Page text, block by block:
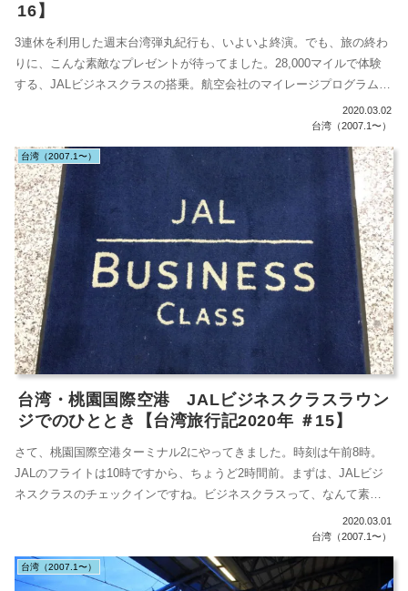
16】
3連休を利用した週末台湾弾丸紀行も、いよいよ終演。でも、旅の終わ
りに、こんな素敵なプレゼントが待ってました。28,000マイルで体験
する、JALビジネスクラスの搭乗。航空会社のマイレージプログラム
2020.03.02
台湾（2007.1〜）
台湾（2007.1〜）
台湾・桃園国際空港 JALビジネスクラスラウン
ジでのひととき【台湾旅行記2020年 ＃15】
さて、桃園国際空港ターミナル2にやってきました。時刻は午前8時。
JALのフライトは10時ですから、ちょうど2時間前。まずは、JALビジ
ネスクラスのチェックインですね。ビジネスクラスって、なんて素晴
2020.03.01
台湾（2007.1〜）
台湾（2007.1〜）